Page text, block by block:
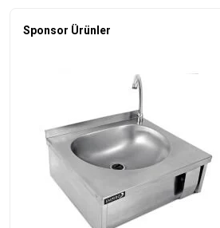
Sponsor Ürünler